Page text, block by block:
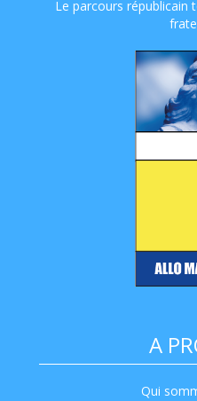
Le parcours républicain
A
Qui